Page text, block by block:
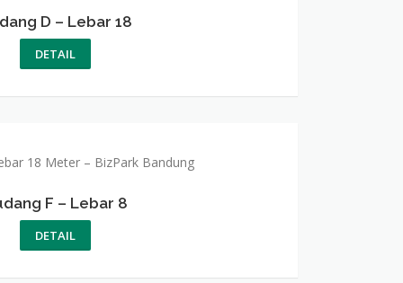
D – Lebar 18
DETAIL
F – Lebar 8
DETAIL